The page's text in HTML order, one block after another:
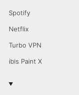
Spotify
Netflix
Turbo VPN
ibis Paint X